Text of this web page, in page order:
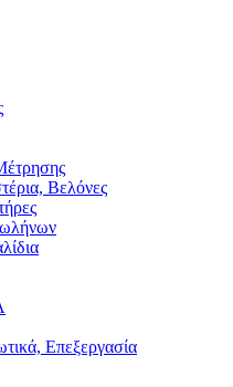
Βελόνες
Επεξεργασία